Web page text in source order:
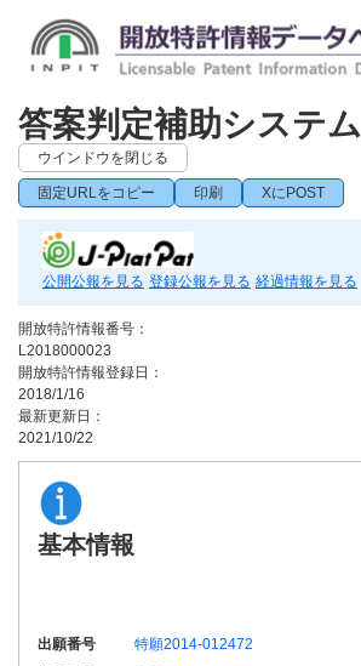
答案判定補助システム
ウインドウを閉じる
固定URLをコピー 印刷 XにPOST
公開公報を見る 登録公報を見る 経過情報を見る
開放特許情報番号：
L2018000023
開放特許情報登録日：
2018/1/16
最新更新日：
2021/10/22
基本情報
出願番号
特願2014-012472